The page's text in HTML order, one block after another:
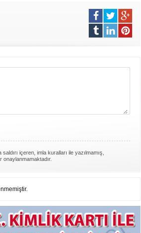
içeren, imla kuralları ile yazılmamış,